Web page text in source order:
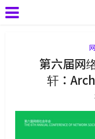
第六届网
轩：